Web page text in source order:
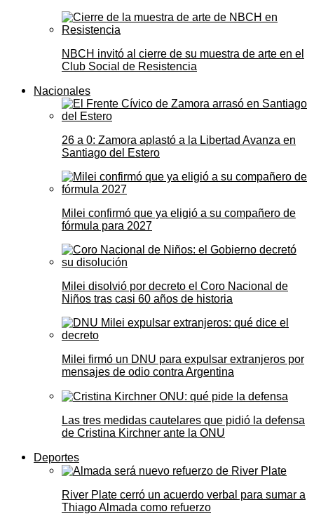
NBCH invitó al cierre de su muestra de arte en el
Club Social de Resistencia
Nacionales
26 a 0: Zamora aplastó a la Libertad Avanza en
Santiago del Estero
Milei confirmó que ya eligió a su compañero de
fórmula para 2027
Milei disolvió por decreto el Coro Nacional de
Niños tras casi 60 años de historia
Milei firmó un DNU para expulsar extranjeros por
mensajes de odio contra Argentina
Las tres medidas cautelares que pidió la defensa
de Cristina Kirchner ante la ONU
Deportes
River Plate cerró un acuerdo verbal para sumar a
Thiago Almada como refuerzo